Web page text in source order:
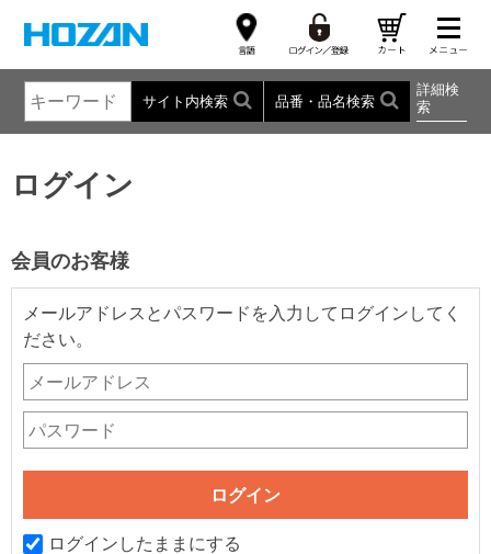
サイト内検索 品番・品名検索
詳細検
索
ログイン
会員のお客様
メールアドレスとパスワードを入力してログインしてく
ださい。
ログインしたままにする